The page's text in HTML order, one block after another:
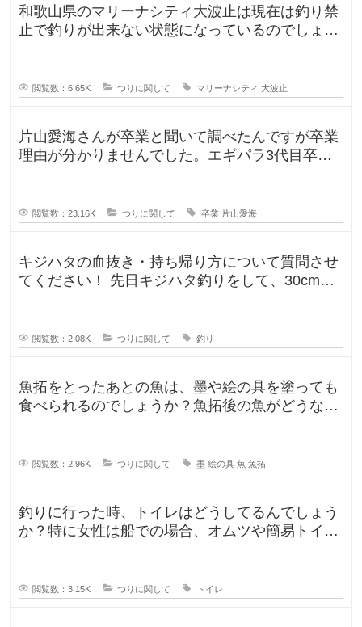
和歌山県のマリーナシティ大波止は現在は釣り禁
止で釣りが出来ない状態になっているのでしょう
閲覧数：6.65K つりに関して マリーナシティ 大波止
片山愛海さんが卒業と聞いて調べたんですが卒業
理由が分かりませんでした。エギパラ3代目卒業
閲覧数：23.16K つりに関して 卒業 片山愛海
キジハタの血抜き・持ち帰り方について質問させ
てください！ 先日キジハタ釣りをして、30cm台
閲覧数：2.08K つりに関して 釣り
魚拓をとったあとの魚は、墨や絵の具を塗っても
食べられるのでしょうか？魚拓後の魚がどうなる
閲覧数：2.96K つりに関して 墨 絵の具 魚 魚拓
釣りに行った時、トイレはどうしてるんでしょう
か？特に女性は船での場合、オムツや簡易トイレ
閲覧数：3.15K つりに関して トイレ